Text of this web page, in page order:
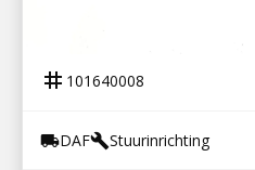
STUURSPINDEL XF 106
tag 101640008
local_shippingDAFbuildStuurinrichting